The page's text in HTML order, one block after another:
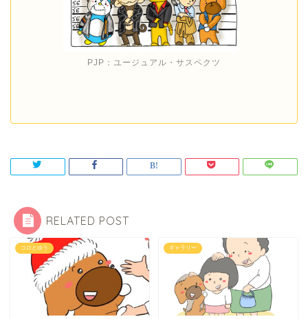
PJP：ユージュアル・サスペクツ
RELATED POST
コロとゆう ギャラリー